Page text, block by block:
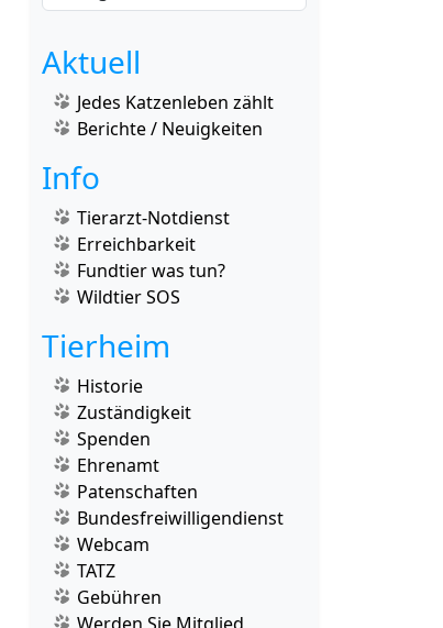
Aktuell
Jedes Katzenleben zählt
Berichte / Neuigkeiten
Info
Tierarzt-Notdienst
Erreichbarkeit
Fundtier was tun?
Wildtier SOS
Tierheim
Historie
Zuständigkeit
Spenden
Ehrenamt
Patenschaften
Bundesfreiwilligendienst
Webcam
TATZ
Gebühren